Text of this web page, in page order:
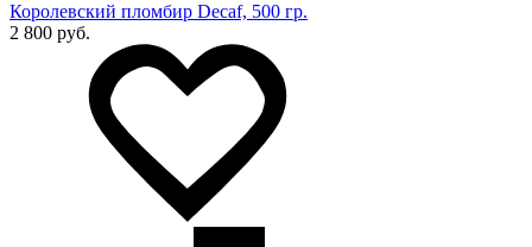
Королевский пломбир Decaf, 500 гр.
2 800 руб.